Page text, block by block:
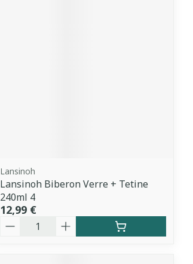
Lansinoh
Lansinoh Biberon Verre + Tetine
240ml 4
12,99 €
Quantité